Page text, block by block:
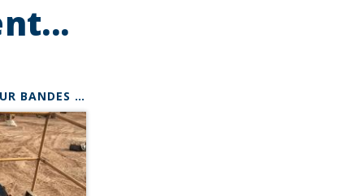
PRODUIT - JONCTIONS POUR BANDES LOURDES